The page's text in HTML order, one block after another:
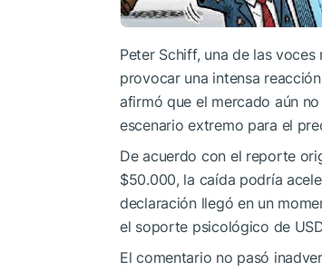
Peter Schiff, una de las
provocar una intensa
afirmó que el mercado aún
escenario extremo para el
De acuerdo con el reporte
$50.000, la caída podría
declaración llegó en un
el soporte psicológico de
El comentario no pasó